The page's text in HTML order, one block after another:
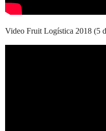
Video Fruit Logística 2018 (5